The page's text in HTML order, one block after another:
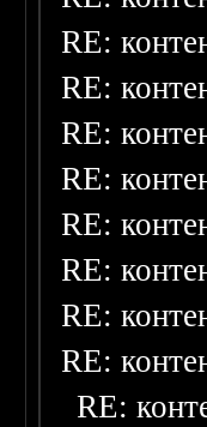
RE:
RE:
RE:
RE:
RE:
RE:
RE:
RE:
RE: